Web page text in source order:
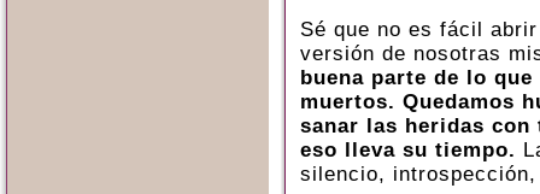
Sé que no es fácil
versión de nosotras
buena parte de lo
muertos. Quedamos
sanar las heridas con
eso lleva su tiempo.
silencio,